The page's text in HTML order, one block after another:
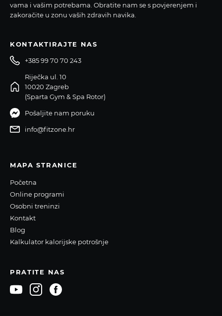
vama i vašim potrebama. Obratite nam se s povjerenjem i
zakoračite u zonu vaših zdravih navika.
KONTAKTIRAJTE NAS
+385 99 70 70 243
Riječka ul. 10
10020 Zagreb
(Sparta Gym & Spa Rotor)
Pošaljite nam poruku
info@fitzone.hr
MAPA STRANICE
Početna
Online programi
Osobni treninzi
Kontakt
Blog
Kalkulator kalorijske potrošnje
PRATITE NAS